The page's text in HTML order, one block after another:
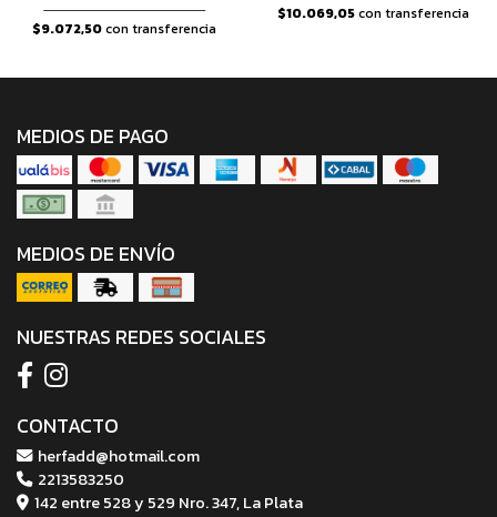
$9.072,50con transferencia
$10.069,05con transferencia
MEDIOS DE PAGO
MEDIOS DE ENVÍO
NUESTRAS REDES SOCIALES
CONTACTO
herfadd@hotmail.com
2213583250
142 entre 528 y 529 Nro. 347, La Plata